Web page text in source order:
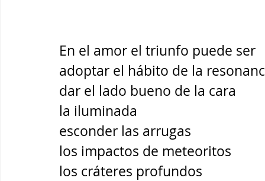
En el amor el triunfo puede ser
adoptar el hábito de la
dar el lado bueno de la cara
la iluminada
esconder las arrugas
los impactos de meteoritos
los cráteres profundos